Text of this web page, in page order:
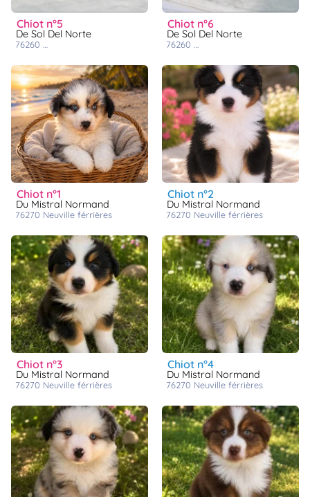
chiot n°5
De Sol Del Norte
76260
chiot n°6
De Sol Del Norte
76260
chiot n°1
Du Mistral Normand
76270 neuville férrières
chiot n°2
Du Mistral Normand
76270 neuville férrières
chiot n°3
Du Mistral Normand
76270 neuville férrières
chiot n°4
Du Mistral Normand
76270 neuville férrières